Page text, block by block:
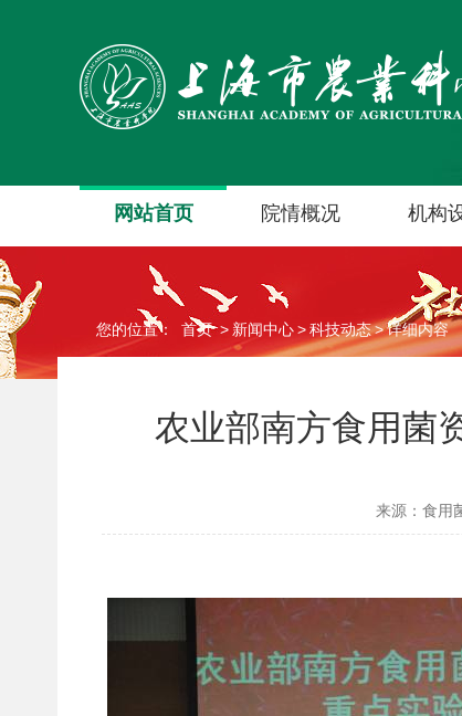
网站首页 院情概况 机构
您的位置： 首页> 新闻中心>科技动态>详细内容
农业部南方食用菌
来源：食用